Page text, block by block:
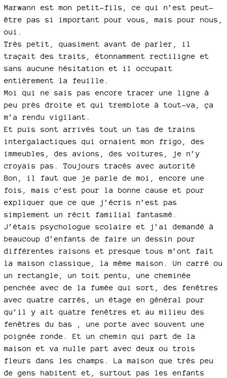
Marwann est mon petit-fils, ce qui n’est peut-
être pas si important pour vous, mais pour nous,
oui.
Très petit, quasiment avant de parler, il
traçait des traits, étonnamment rectiligne et
sans aucune hésitation et il occupait
entièrement la feuille.
Moi qui ne sais pas encore tracer une ligne à
peu près droite et qui tremblote à tout-va, ça
m’a rendu vigilant.
Et puis sont arrivés tout un tas de trains
intergalactiques qui ornaient mon frigo, des
immeubles, des avions, des voitures, je n’y
croyais pas. Toujours tracés avec autorité
Bon, il faut que je parle de moi, encore une
fois, mais c’est pour la bonne cause et pour
expliquer que ce que j’écris n’est pas
simplement un récit familial fantasmé.
J’étais psychologue scolaire et j’ai demandé à
beaucoup d’enfants de faire un dessin pour
différentes raisons et presque tous m’ont fait
la maison classique, la même maison. Un carré ou
un rectangle, un toit pentu, une cheminée
penchée avec de la fumée qui sort, des fenêtres
avec quatre carrés, un étage en général pour
qu’il y ait quatre fenêtres et au milieu des
fenêtres du bas , une porte avec souvent une
poignée ronde. Et un chemin qui part de la
maison et va nulle part avec deux ou trois
fleurs dans les champs. La maison que très peu
de gens habitent et, surtout pas les enfants